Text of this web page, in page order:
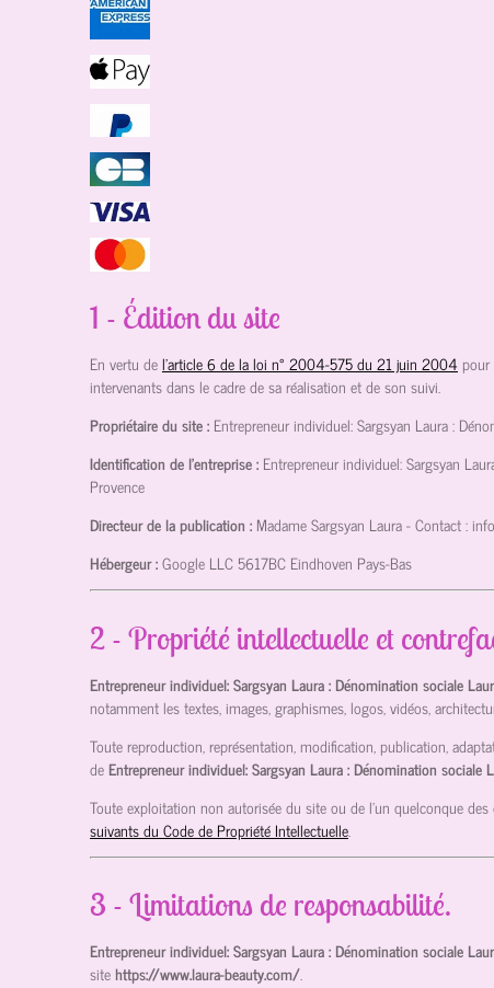
1 - Édition du site
En vertu del'article 6 de la loi n° 2004-575 du 21 juin 2004
intervenants dans le cadre de sa réalisation et de son suivi.
Propriétaire du site : Entrepreneur individuel: Sargsyan Laura :
Identification de l'entreprise : Entrepreneur individuel: Sargsyan
Provence
Directeur de la publication : Madame Sargsyan Laura- Contact :
Hébergeur :Google LLC5617BC Eindhoven Pays-Bas
2 - Propriété intellectuelle et
Entrepreneur individuel: Sargsyan Laura : Dénomination sociale
notamment les textes, images, graphismes, logos, vidéos,
Toute reproduction, représentation, modification, publication,
de Entrepreneur individuel: Sargsyan Laura : Dénomination sociale
Toute exploitation non autorisée du site ou de l’un quelconque
suivants du Code de Propriété Intellectuelle.
3 - Limitations de responsabilité.
Entrepreneur individuel: Sargsyan Laura : Dénomination sociale
sitehttps://www.laura-beauty.com/.